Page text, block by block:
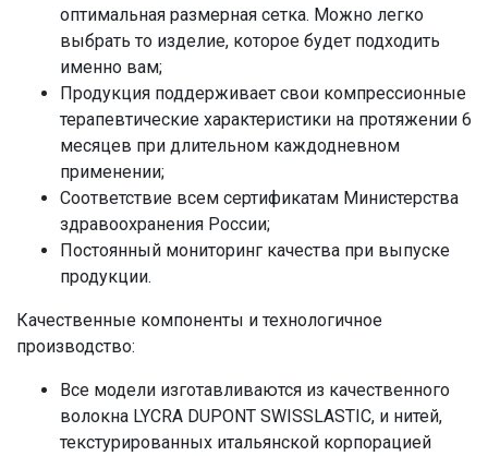
оптимальная размерная сетка. Можно легко
выбрать то изделие, которое будет подходить
именно вам;
Продукция поддерживает свои компрессионные
терапевтические характеристики на протяжении 6
месяцев при длительном каждодневном
применении;
Соответствие всем сертификатам Министерства
здравоохранения России;
Постоянный мониторинг качества при выпуске
продукции.
Качественные компоненты и технологичное
производство:
Все модели изготавливаются из качественного
волокна LYCRA DUPONT SWISSLASTIC, и нитей,
текстурированных итальянской корпорацией